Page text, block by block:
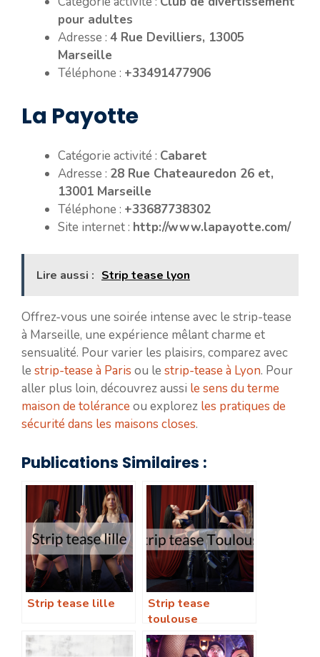
pour adultes
Adresse : 4 Rue Devilliers, 13005
Marseille
Téléphone : +33491477906
La Payotte
Catégorie activité : Cabaret
Adresse : 28 Rue Chateauredon 26 et,
13001 Marseille
Téléphone : +33687738302
Site internet : http://www.lapayotte.com/
Lire aussi : Strip tease lyon
Offrez-vous une soirée intense avec le strip-tease
à Marseille, une expérience mêlant charme et
sensualité. Pour varier les plaisirs, comparez avec
le strip-tease à Paris ou le strip-tease à Lyon. Pour
aller plus loin, découvrez aussi le sens du terme
maison de tolérance ou explorez les pratiques de
sécurité dans les maisons closes.
Publications Similaires :
Strip tease lille
Strip tease
toulouse